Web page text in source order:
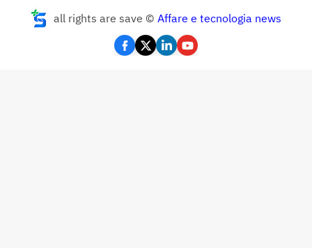
all rights are save © Affare e tecnologia news